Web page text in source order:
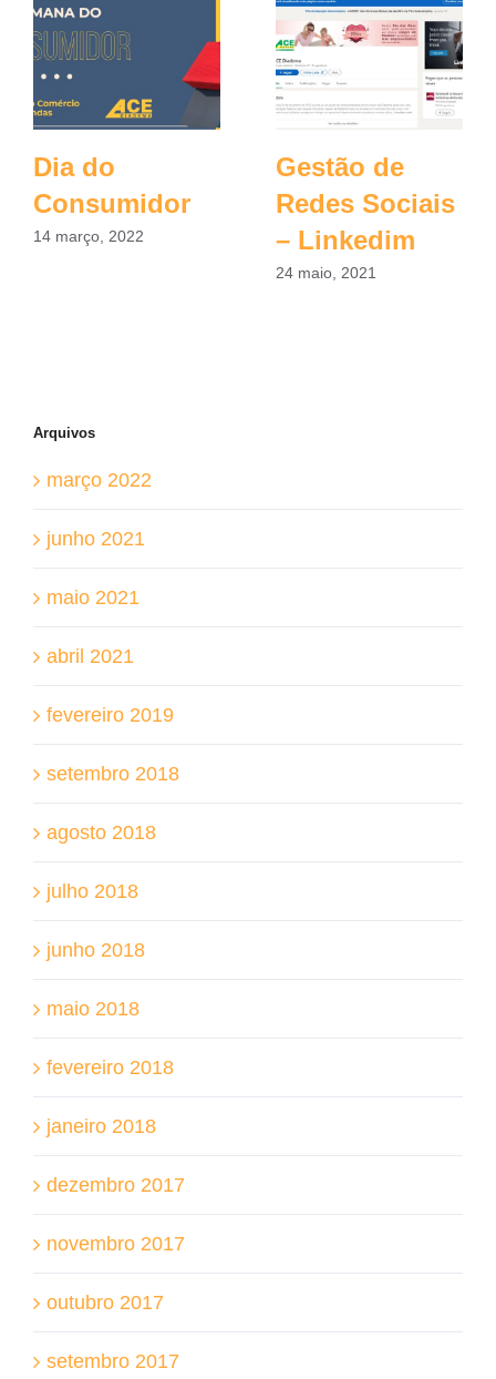
Dia do
Consumidor
14 março, 2022
Gestão de
Redes Sociais
– Linkedim
24 maio, 2021
Arquivos
março 2022
junho 2021
maio 2021
abril 2021
fevereiro 2019
setembro 2018
agosto 2018
julho 2018
junho 2018
maio 2018
fevereiro 2018
janeiro 2018
dezembro 2017
novembro 2017
outubro 2017
setembro 2017